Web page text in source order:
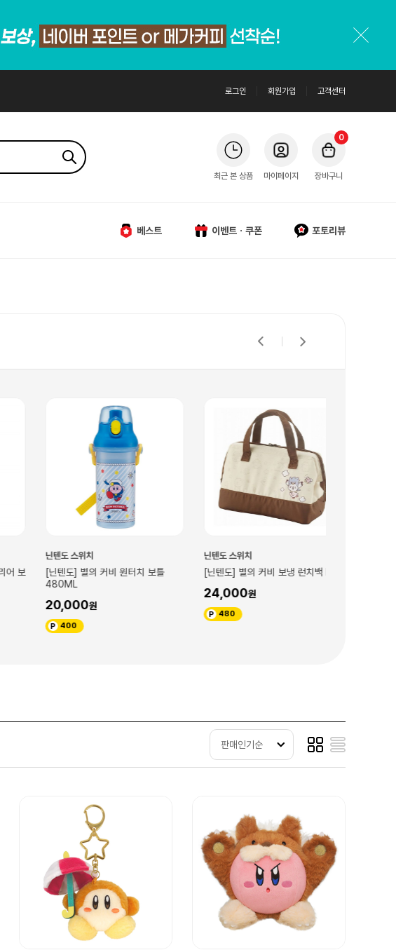
로그인 회원가입 고객센터
최근 본 상품 마이페이지 장바구니
0
베스트 이벤트ㆍ쿠폰 포토리뷰
닌텐도 스위치
[닌텐도] 별의 커비 원터치 보틀
480ML
20,000
400
닌텐도 스위치
[닌텐도] 별의 커비 보냉 런치백 M
24,000
480
판매인기순